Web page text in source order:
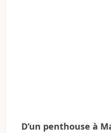
D’un penthouse à